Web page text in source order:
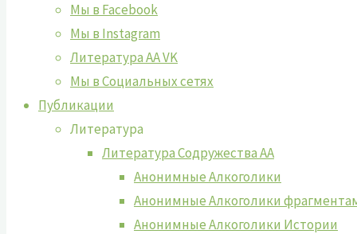
Мы в Facebook
Мы в Instagram
Литература АА VK
Мы в Социальных сетях
Публикации
Литература
Литература Содружества АА
Анонимные Алкоголики
Анонимные Алкоголики
Анонимные Алкоголики Истории